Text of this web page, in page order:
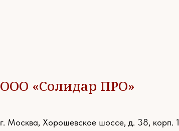
ООО «Солидар ПРО»
г. Москва, Хорошевское шоссе, д. 38, корп. 1